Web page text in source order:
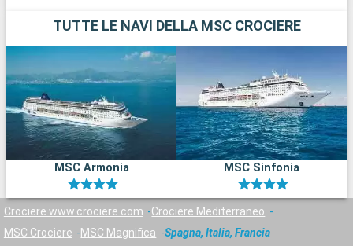
TUTTE LE NAVI DELLA MSC CROCIERE
MSC Armonia MSC Sinfonia
Crociere www.crociere.com
Crociere Mediterraneo
MSC Crociere
MSC Magnifica Spagna, Italia, Francia